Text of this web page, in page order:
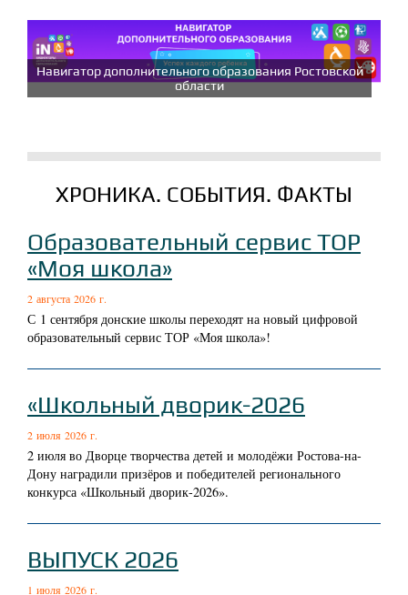
Навигатор дополнительного образования Ростовской
области
ХРОНИКА. СОБЫТИЯ. ФАКТЫ
Образовательный сервис ТОР
«Моя школа»
2 августа 2026 г.
С 1 сентября донские школы переходят на новый цифровой
образовательный сервис ТОР «Моя школа»!
«Школьный дворик-2026
2 июля 2026 г.
2 июля во Дворце творчества детей и молодёжи Ростова-на-
Дону наградили призёров и победителей регионального
конкурса «Школьный дворик-2026».
ВЫПУСК 2026
1 июля 2026 г.